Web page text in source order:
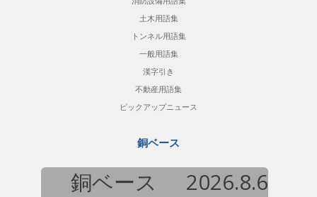
土木用語集
トンネル用語集
一般用語集
漢字引き
不動産用語集
ピックアップニュース
銅ベース
銅ベース 2026.8.6